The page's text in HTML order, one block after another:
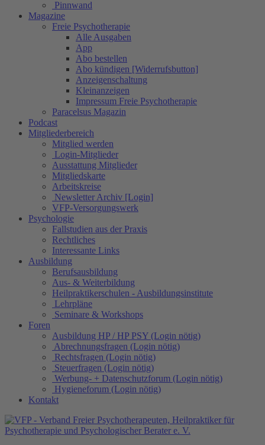
Pinnwand
Magazine
Freie Psychotherapie
Alle Ausgaben
App
Abo bestellen
Abo kündigen [Widerrufsbutton]
Anzeigenschaltung
Kleinanzeigen
Impressum Freie Psychotherapie
Paracelsus Magazin
Podcast
Mitgliederbereich
Mitglied werden
Login-Mitglieder
Ausstattung Mitglieder
Mitgliedskarte
Arbeitskreise
Newsletter Archiv [Login]
VFP-Versorgungswerk
Psychologie
Fallstudien aus der Praxis
Rechtliches
Interessante Links
Ausbildung
Berufsausbildung
Aus- & Weiterbildung
Heilpraktikerschulen - Ausbildungsinstitute
Lehrpläne
Seminare & Workshops
Foren
Ausbildung HP / HP PSY (Login nötig)
Abrechnungsfragen (Login nötig)
Rechtsfragen (Login nötig)
Steuerfragen (Login nötig)
Werbung- + Datenschutzforum (Login nötig)
Hygieneforum (Login nötig)
Kontakt